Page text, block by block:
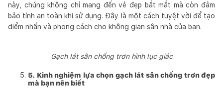
này, chúng không chỉ mang đến vẻ đẹp bắt mắt mà còn đảm
bảo tính an toàn khi sử dụng. Đây là một cách tuyệt vời để tạo
điểm nhấn và phong cách cho không gian sân nhà của bạn.
Gạch lát sân chống trơn hình lục giác
5. Kinh nghiệm lựa chọn gạch lát sân chống trơn đẹp
mà bạn nên biết